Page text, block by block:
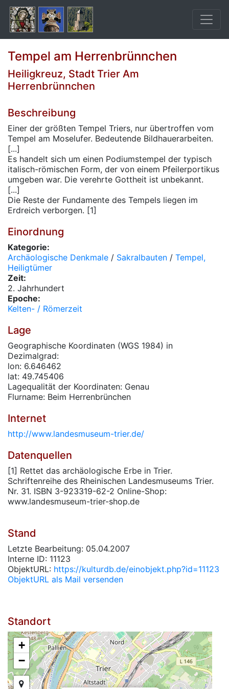
Tempel am Herrenbrünnchen
Heiligkreuz, Stadt Trier Am
Herrenbrünnchen
Beschreibung
Einer der größten Tempel Triers, nur übertroffen vom
Tempel am Moselufer. Bedeutende Bildhauerarbeiten.
[...]
Es handelt sich um einen Podiumstempel der typisch
italisch-römischen Form, der von einem Pfeilerportikus
umgeben war. Die verehrte Gottheit ist unbekannt.
[...]
Die Reste der Fundamente des Tempels liegen im
Erdreich verborgen. [1]
Einordnung
Kategorie:
Archäologische Denkmale / Sakralbauten / Tempel,
Heiligtümer
Zeit:
2. Jahrhundert
Epoche:
Kelten- / Römerzeit
Lage
Geographische Koordinaten (WGS 1984) in
Dezimalgrad:
lon: 6.646462
lat: 49.745406
Lagequalität der Koordinaten: Genau
Flurname: Beim Herrenbrünchen
Internet
http://www.landesmuseum-trier.de/
Datenquellen
[1] Rettet das archäologische Erbe in Trier.
Schriftenreihe des Rheinischen Landesmuseums Trier.
Nr. 31. ISBN 3-923319-62-2 Online-Shop:
www.landesmuseum-trier-shop.de
Stand
Letzte Bearbeitung: 05.04.2007
Interne ID: 11123
ObjektURL: https://kulturdb.de/einobjekt.php?id=11123
ObjektURL als Mail versenden
Standort
+
−